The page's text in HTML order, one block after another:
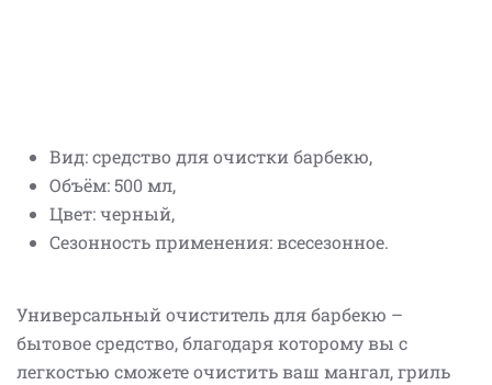
Вид: средство для очистки барбекю,
Объём: 500 мл,
Цвет: черный,
Сезонность применения: всесезонное.
Универсальный очиститель для барбекю –
бытовое средство, благодаря которому вы с
легкостью сможете очистить ваш мангал, гриль